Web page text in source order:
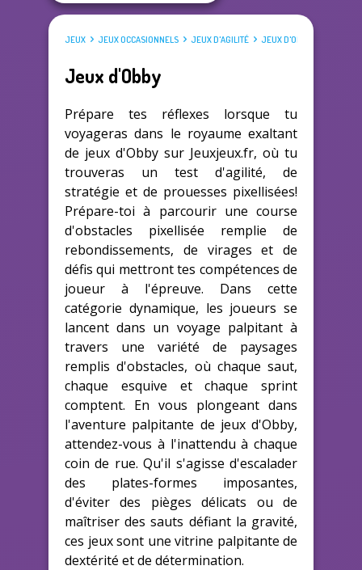
JEUX JEUX OCCASIONNELS JEUX D'AGILITÉ JEUX D'OBBY
Jeux d'Obby
Prépare tes réflexes lorsque tu
voyageras dans le royaume exaltant
de jeux d'Obby sur Jeuxjeux.fr, où tu
trouveras un test d'agilité, de
stratégie et de prouesses pixellisées!
Prépare-toi à parcourir une course
d'obstacles pixellisée remplie de
rebondissements, de virages et de
défis qui mettront tes compétences de
joueur à l'épreuve. Dans cette
catégorie dynamique, les joueurs se
lancent dans un voyage palpitant à
travers une variété de paysages
remplis d'obstacles, où chaque saut,
chaque esquive et chaque sprint
comptent. En vous plongeant dans
l'aventure palpitante de jeux d'Obby,
attendez-vous à l'inattendu à chaque
coin de rue. Qu'il s'agisse d'escalader
des plates-formes imposantes,
d'éviter des pièges délicats ou de
maîtriser des sauts défiant la gravité,
ces jeux sont une vitrine palpitante de
dextérité et de détermination.